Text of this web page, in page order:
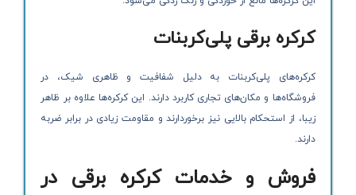
کرکره‌ برقی پلی‌کربنات
کرکره‌های پلی‌کربنات به دلیل شفافیت و ظاهری شیک، در
فروشگاه‌ها و مکان‌های تجاری کاربرد دارند. این کرکره‌ها علاوه بر ظاهر
زیبا، از استحکام بالایی نیز برخوردارند و مقاومت زیادی در برابر ضربه
دارند.
فروش و خدمات کرکره برقی در